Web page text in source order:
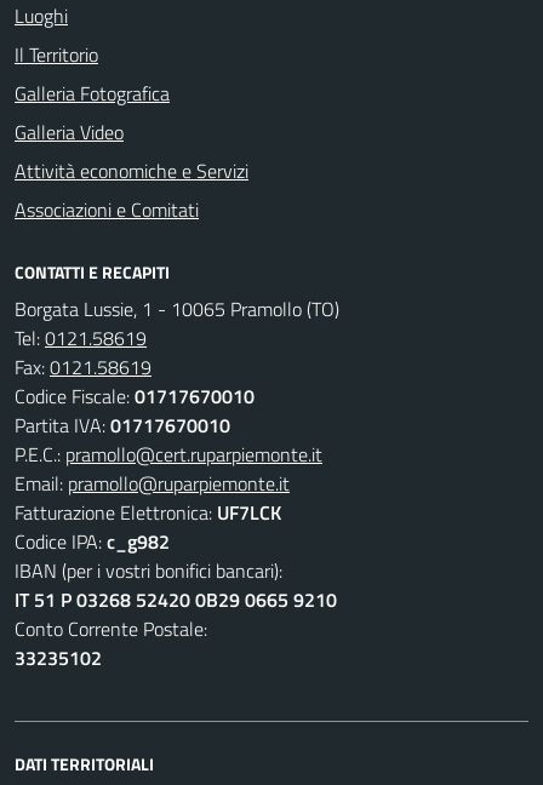
Luoghi
Il Territorio
Galleria Fotografica
Galleria Video
Attività economiche e Servizi
Associazioni e Comitati
CONTATTI E RECAPITI
Borgata Lussie, 1 - 10065 Pramollo (TO)
Tel:0121.58619
Fax:0121.58619
Codice Fiscale:01717670010
Partita IVA:01717670010
P.E.C.: pramollo@cert.ruparpiemonte.it
Email: pramollo@ruparpiemonte.it
Fatturazione Elettronica: UF7LCK
Codice IPA:c_g982
IBAN (per i vostri bonifici bancari):
IT 51 P 03268 52420 0B29 0665 9210
Conto Corrente Postale:
33235102
DATI TERRITORIALI